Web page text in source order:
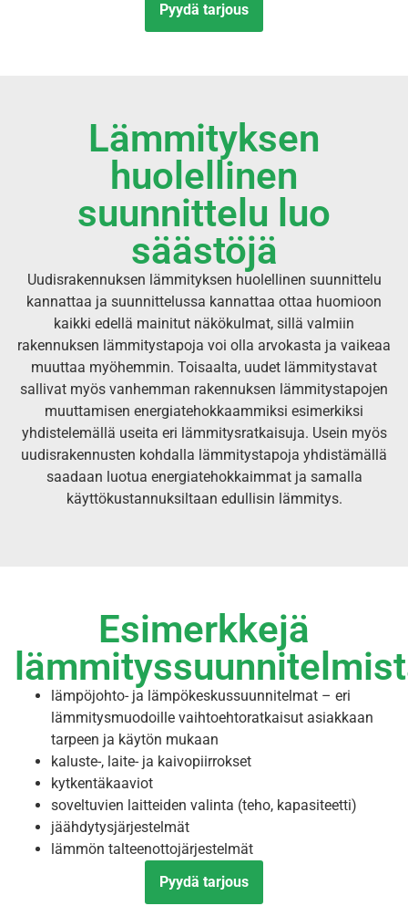
Pyydä tarjous
Lämmityksen
huolellinen
suunnittelu luo
säästöjä
Uudisrakennuksen lämmityksen huolellinen suunnittelu
kannattaa ja suunnittelussa kannattaa ottaa huomioon
kaikki edellä mainitut näkökulmat, sillä valmiin
rakennuksen lämmitystapoja voi olla arvokasta ja vaikeaa
muuttaa myöhemmin. Toisaalta, uudet lämmitystavat
sallivat myös vanhemman rakennuksen lämmitystapojen
muuttamisen energiatehokkaammiksi esimerkiksi
yhdistelemällä useita eri lämmitysratkaisuja. Usein myös
uudisrakennusten kohdalla lämmitystapoja yhdistämällä
saadaan luotua energiatehokkaimmat ja samalla
käyttökustannuksiltaan edullisin lämmitys.
Esimerkkejä
lämpöjohto- ja lämpökeskussuunnitelmat – eri
lämmitysmuodoille vaihtoehtoratkaisut asiakkaan
tarpeen ja käytön mukaan
kaluste-, laite- ja kaivopiirrokset
kytkentäkaaviot
soveltuvien laitteiden valinta (teho, kapasiteetti)
jäähdytysjärjestelmät
lämmön talteenottojärjestelmät
Pyydä tarjous